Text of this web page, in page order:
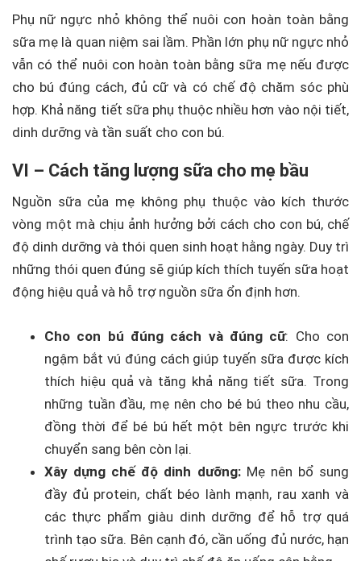
Phụ nữ ngực nhỏ không thể nuôi con hoàn toàn bằng
sữa mẹ là quan niệm sai lầm. Phần lớn phụ nữ ngực nhỏ
vẫn có thể nuôi con hoàn toàn bằng sữa mẹ nếu được
cho bú đúng cách, đủ cữ và có chế độ chăm sóc phù
hợp. Khả năng tiết sữa phụ thuộc nhiều hơn vào nội tiết,
dinh dưỡng và tần suất cho con bú.
VI – Cách tăng lượng sữa cho mẹ bầu
Nguồn sữa của mẹ không phụ thuộc vào kích thước
vòng một mà chịu ảnh hưởng bởi cách cho con bú, chế
độ dinh dưỡng và thói quen sinh hoạt hằng ngày. Duy trì
những thói quen đúng sẽ giúp kích thích tuyến sữa hoạt
động hiệu quả và hỗ trợ nguồn sữa ổn định hơn.
Cho con bú đúng cách và đúng cữ: Cho con
ngậm bắt vú đúng cách giúp tuyến sữa được kích
thích hiệu quả và tăng khả năng tiết sữa. Trong
những tuần đầu, mẹ nên cho bé bú theo nhu cầu,
đồng thời để bé bú hết một bên ngực trước khi
chuyển sang bên còn lại.
Xây dựng chế độ dinh dưỡng:Mẹ nên bổ sung
đầy đủ protein, chất béo lành mạnh, rau xanh và
các thực phẩm giàu dinh dưỡng để hỗ trợ quá
trình tạo sữa. Bên cạnh đó, cần uống đủ nước, hạn